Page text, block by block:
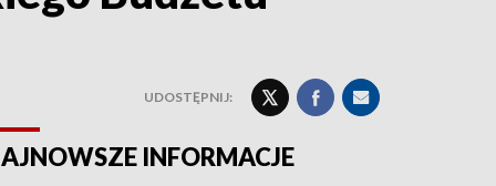
UDOSTĘPNIJ:
INFORMACJE